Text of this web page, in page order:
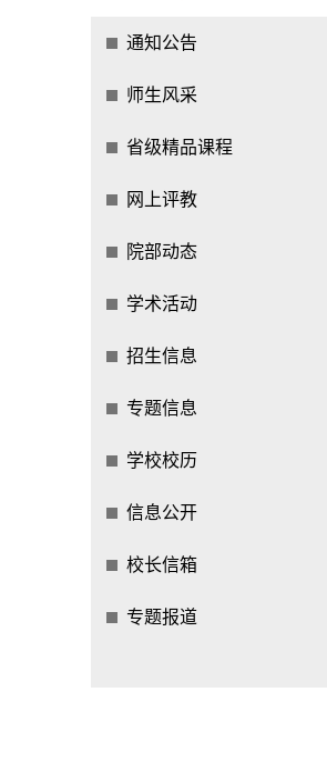
通知公告
师生风采
省级精品课程
网上评教
院部动态
学术活动
招生信息
专题信息
学校校历
信息公开
校长信箱
专题报道